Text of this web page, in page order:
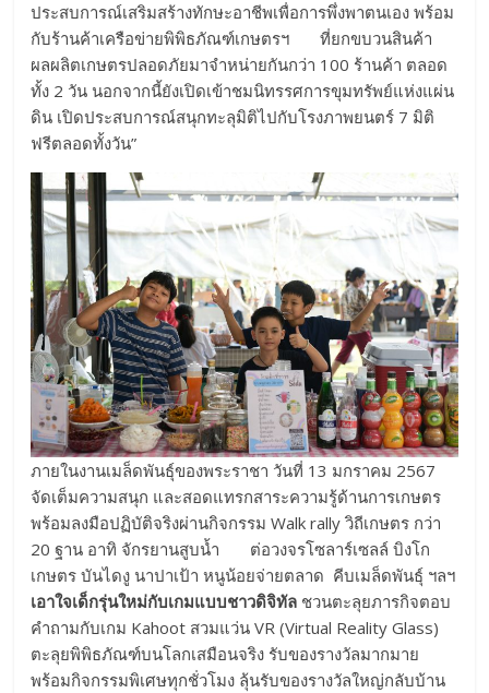
ประสบการณ์เสริมสร้างทักษะอาชีพเพื่อการพึ่งพาตนเอง พร้อม
กับร้านค้าเครือข่ายพิพิธภัณฑ์เกษตรฯ ที่ยกขบวนสินค้า
ผลผลิตเกษตรปลอดภัยมาจำหน่ายกันกว่า 100 ร้านค้า ตลอด
ทั้ง 2 วัน นอกจากนี้ยังเปิดเข้าชมนิทรรศการขุมทรัพย์แห่งแผ่น
ดิน เปิดประสบการณ์สนุกทะลุมิติไปกับโรงภาพยนตร์ 7 มิติ
ฟรีตลอดทั้งวัน”
ภายในงานเมล็ดพันธุ์ของพระราชา วันที่ 13 มกราคม 2567
จัดเต็มความสนุก และสอดแทรกสาระความรู้ด้านการเกษตร
พร้อมลงมือปฏิบัติจริงผ่านกิจกรรม Walk rally วิถีเกษตร กว่า
20 ฐาน อาทิ จักรยานสูบน้ำ ต่อวงจรโซลาร์เซลล์ บิงโก
เกษตร บันไดงู นาปาเป้า หนูน้อยจ่ายตลาด คีบเมล็ดพันธุ์ ฯลฯ
เอาใจเด็กรุ่นใหม่กับเกมแบบชาวดิจิทัล ชวนตะลุยภารกิจตอบ
คำถามกับเกม Kahoot สวมแว่น VR (Virtual Reality Glass)
ตะลุยพิพิธภัณฑ์บนโลกเสมือนจริง รับของรางวัลมากมาย
พร้อมกิจกรรมพิเศษทุกชั่วโมง ลุ้นรับของรางวัลใหญ่กลับบ้าน